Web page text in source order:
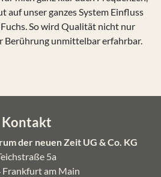
auf unser ganzes System Einfluss
Fuchs. So wird Qualität nicht nur
Berührung unmittelbar erfahrbar.
Kontakt
der neuen Zeit UG & Co. KG
5a
Frankfurt am Main